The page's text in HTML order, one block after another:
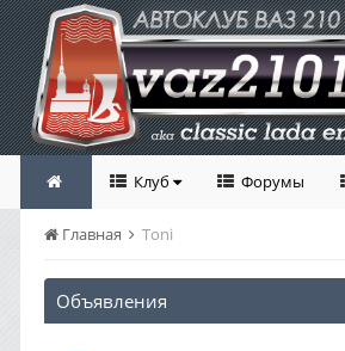
Клуб Форумы
Главная Toni
Объявления